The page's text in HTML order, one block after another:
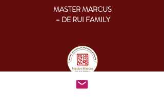
MASTER MARCUS
– DE RUI FAMILY
KONTAKT: